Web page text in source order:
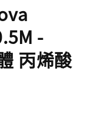
-
丙烯酸